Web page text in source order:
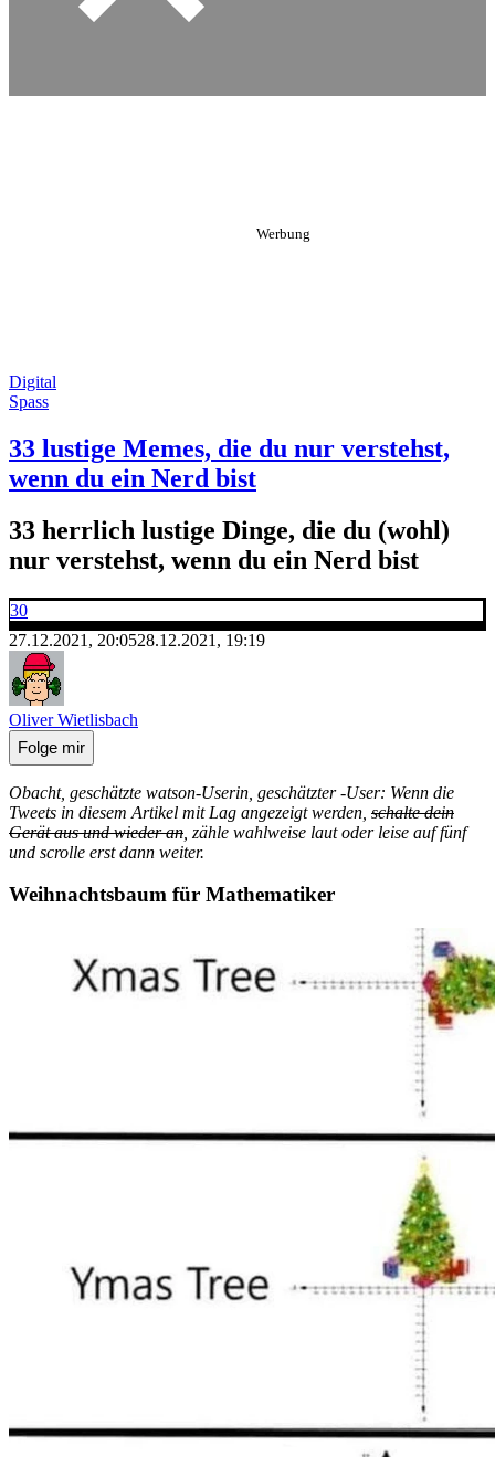
Digital
Spass
33 lustige Memes, die du nur verstehst,
wenn du ein Nerd bist
33 herrlich lustige Dinge, die du (wohl)
nur verstehst, wenn du ein Nerd bist
30
27.12.2021, 20:0528.12.2021, 19:19
Oliver Wietlisbach
Folge mir
Obacht, geschätzte watson-Userin, geschätzter -User: Wenn die
Tweets in diesem Artikel mit Lag angezeigt werden, schalte dein
Gerät aus und wieder an , zähle wahlweise laut oder leise auf fünf
und scrolle erst dann weiter.
Weihnachtsbaum für Mathematiker